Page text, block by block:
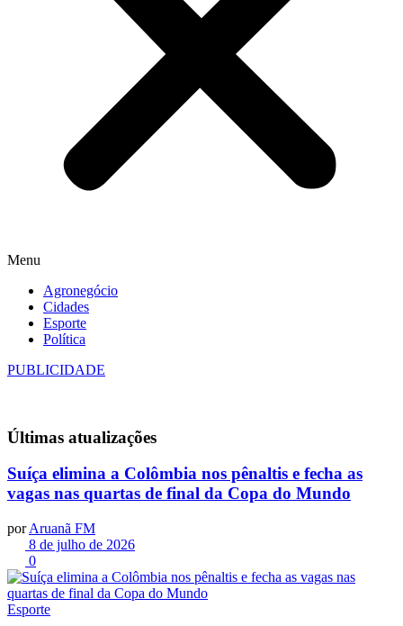
Menu
Agronegócio
Cidades
Esporte
Política
PUBLICIDADE
Últimas atualizações
Suíça elimina a Colômbia nos pênaltis e fecha as
vagas nas quartas de final da Copa do Mundo
por Aruanã FM
8 de julho de 2026
0
Esporte